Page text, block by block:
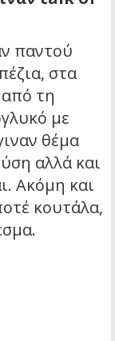
παντού
στα
από τη
με
θέμα
αλλά και
Ακόμη και
κουτάλα,